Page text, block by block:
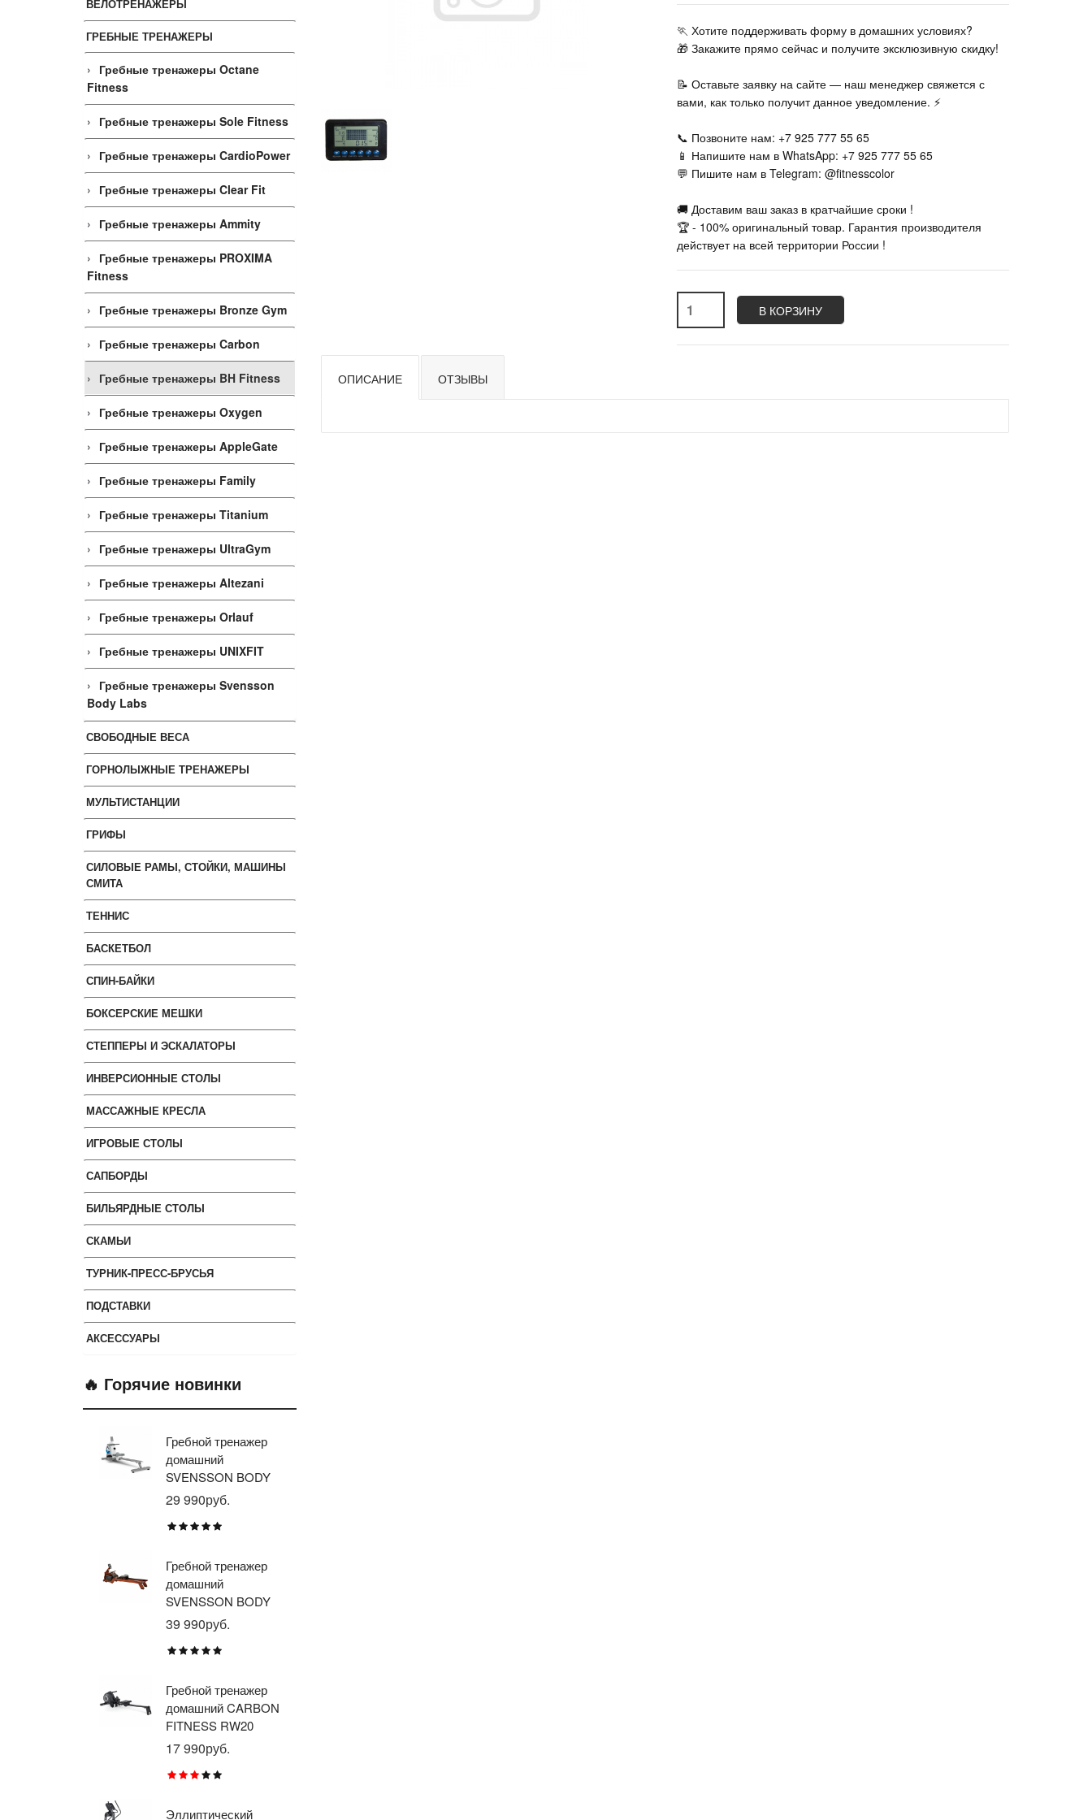
ВЕЛОТРЕНАЖЕРЫ
ГРЕБНЫЕ ТРЕНАЖЕРЫ
Гребные тренажеры Octane
Fitness
Гребные тренажеры Sole Fitness
Гребные тренажеры CardioPower
Гребные тренажеры Clear Fit
Гребные тренажеры Ammity
Гребные тренажеры PROXIMA
Fitness
Гребные тренажеры Bronze Gym
Гребные тренажеры Carbon
Гребные тренажеры BH Fitness
Гребные тренажеры Oxygen
Гребные тренажеры AppleGate
Гребные тренажеры Family
Гребные тренажеры Titanium
Гребные тренажеры UltraGym
Гребные тренажеры Altezani
Гребные тренажеры Orlauf
Гребные тренажеры UNIXFIT
Гребные тренажеры Svensson
Body Labs
СВОБОДНЫЕ ВЕСА
ГОРНОЛЫЖНЫЕ ТРЕНАЖЕРЫ
МУЛЬТИСТАНЦИИ
ГРИФЫ
СИЛОВЫЕ РАМЫ, СТОЙКИ, МАШИНЫ
СМИТА
ТЕННИС
БАСКЕТБОЛ
СПИН-БАЙКИ
БОКСЕРСКИЕ МЕШКИ
СТЕППЕРЫ И ЭСКАЛАТОРЫ
ИНВЕРСИОННЫЕ СТОЛЫ
МАССАЖНЫЕ КРЕСЛА
ИГРОВЫЕ СТОЛЫ
САПБОРДЫ
БИЛЬЯРДНЫЕ СТОЛЫ
СКАМЬИ
ТУРНИК-ПРЕСС-БРУСЬЯ
ПОДСТАВКИ
АКСЕССУАРЫ
🔥 Горячие новинки
Гребной тренажер
домашний
SVENSSON BODY
LABS WHEELO
29 990руб.
Гребной тренажер
домашний
SVENSSON BODY
LABS WAVERUN
39 990руб.
Гребной тренажер
домашний CARBON
FITNESS RW20
17 990руб.
Эллиптический
🏃‍ Хотите поддерживать форму в домашних условиях?
🎁 Закажите прямо сейчас и получите эксклюзивную скидку!
📝 Оставьте заявку на сайте — наш менеджер свяжется с
вами, как только получит данное уведомление. ⚡
📞 Позвоните нам: +7 925 777 55 65
📱 Напишите нам в WhatsApp: +7 925 777 55 65
💬 Пишите нам в Telegram: @fitnesscolor
🚚 Доставим ваш заказ в кратчайшие сроки !
🏆 - 100% оригинальный товар. Гарантия производителя
действует на всей территории России !
В КОРЗИНУ
ОПИСАНИЕ ОТЗЫВЫ